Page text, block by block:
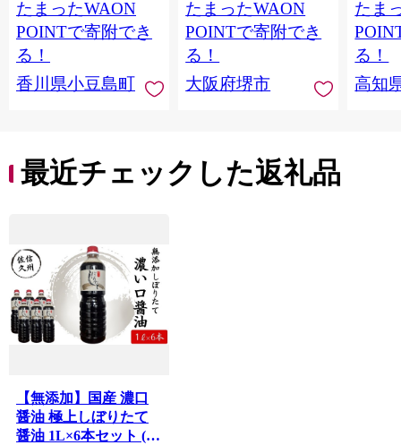
たまったWAON
POINTで寄附でき
る！
香川県小豆島町
バージン エキストラ
バージンオイル 調味
料 高品質 ヘルシー サ
ラダ パスタ 洋食 人気
おすすめ 送料無料 大
たまったWAON
POINTで寄附でき
る！
大阪府堺市
たま
る！
高知
最近チェックした返礼品
【無添加】国産 濃口
醤油 極上しぼりたて
醤油 1L×6本セット (計